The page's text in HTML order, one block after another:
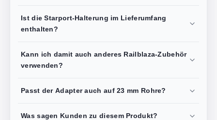
Ist die Starport-Halterung im Lieferumfang
enthalten?
Kann ich damit auch anderes Railblaza-Zubehör
verwenden?
Passt der Adapter auch auf 23 mm Rohre?
Was sagen Kunden zu diesem Produkt?